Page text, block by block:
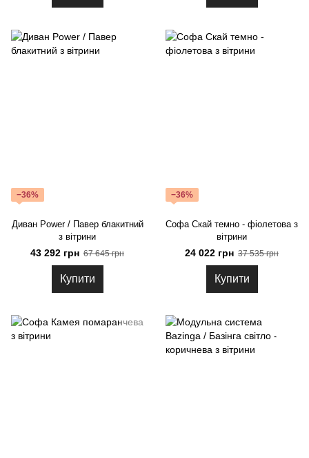
−36%
Диван Power / Павер блакитний
з вітрини
43 292 грн 67 645 грн
Купити
−36%
Софа Скай темно - фіолетова з
вітрини
24 022 грн 37 535 грн
Купити